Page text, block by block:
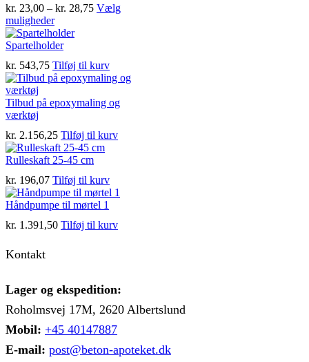
kr. 23,00 – kr. 28,75Prisinterval:
Vælg
mulighederDette
vare
har
varianter.
Mulighederne
vælges
varesiden
Spartelholder
kr. 543,75 Tilføj til kurv
Tilbud på epoxymaling og
værktøj
kr. 2.156,25 Tilføj til kurv
Rulleskaft 25-45 cm
kr. 196,07 Tilføj til kurv
Håndpumpe til mørtel 1
kr. 1.391,50 Tilføj til kurv
Kontakt
Lager og ekspedition:
Roholmsvej 17M, 2620 Albertslund
Mobil: +45 40147887
E-mail: post@beton-apoteket.dk